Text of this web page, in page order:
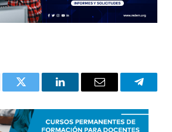
Twitter LinkedInEmail